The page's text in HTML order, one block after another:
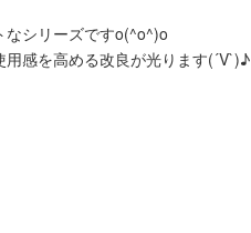
なシリーズですo(^o^)o
感を高める改良が光ります(´V`)♪